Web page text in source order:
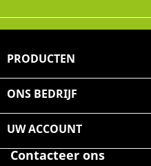
PRODUCTEN
ONS BEDRIJF
UW ACCOUNT
Contacteer ons